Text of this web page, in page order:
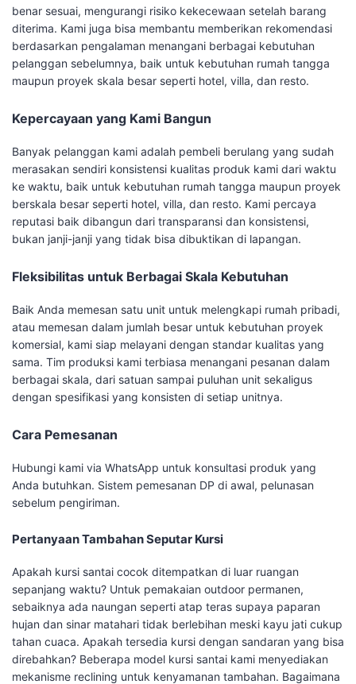
benar sesuai, mengurangi risiko kekecewaan setelah barang
diterima. Kami juga bisa membantu memberikan rekomendasi
berdasarkan pengalaman menangani berbagai kebutuhan
pelanggan sebelumnya, baik untuk kebutuhan rumah tangga
maupun proyek skala besar seperti hotel, villa, dan resto.
Kepercayaan yang Kami Bangun
Banyak pelanggan kami adalah pembeli berulang yang sudah
merasakan sendiri konsistensi kualitas produk kami dari waktu
ke waktu, baik untuk kebutuhan rumah tangga maupun proyek
berskala besar seperti hotel, villa, dan resto. Kami percaya
reputasi baik dibangun dari transparansi dan konsistensi,
bukan janji-janji yang tidak bisa dibuktikan di lapangan.
Fleksibilitas untuk Berbagai Skala Kebutuhan
Baik Anda memesan satu unit untuk melengkapi rumah pribadi,
atau memesan dalam jumlah besar untuk kebutuhan proyek
komersial, kami siap melayani dengan standar kualitas yang
sama. Tim produksi kami terbiasa menangani pesanan dalam
berbagai skala, dari satuan sampai puluhan unit sekaligus
dengan spesifikasi yang konsisten di setiap unitnya.
Cara Pemesanan
Hubungi kami via WhatsApp untuk konsultasi produk yang
Anda butuhkan. Sistem pemesanan DP di awal, pelunasan
sebelum pengiriman.
Pertanyaan Tambahan Seputar Kursi
Apakah kursi santai cocok ditempatkan di luar ruangan
sepanjang waktu? Untuk pemakaian outdoor permanen,
sebaiknya ada naungan seperti atap teras supaya paparan
hujan dan sinar matahari tidak berlebihan meski kayu jati cukup
tahan cuaca. Apakah tersedia kursi dengan sandaran yang bisa
direbahkan? Beberapa model kursi santai kami menyediakan
mekanisme reclining untuk kenyamanan tambahan. Bagaimana